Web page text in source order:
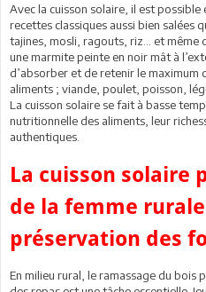
Avec la cuisson solaire, il est
recettes classiques aussi bien salées
tajines, mosli, ragouts, riz… et même
une marmite peinte en noir mât à
d’absorber et de retenir le maximum
aliments ; viande, poulet, poisson,
La cuisson solaire se fait à basse
nutritionnelle des aliments, leur
authentiques.
La cuisson solaire
de la femme
préservation des
En milieu rural, le ramassage du bois